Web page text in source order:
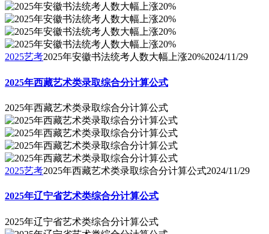
2025艺考2025年安徽书法统考人数大幅上涨20%2024/11/29
2025年西藏艺术类录取综合分计算公式
2025年西藏艺术类录取综合分计算公式
2025艺考2025年西藏艺术类录取综合分计算公式2024/11/29
2025年辽宁省艺术类综合分计算公式
2025年辽宁省艺术类综合分计算公式